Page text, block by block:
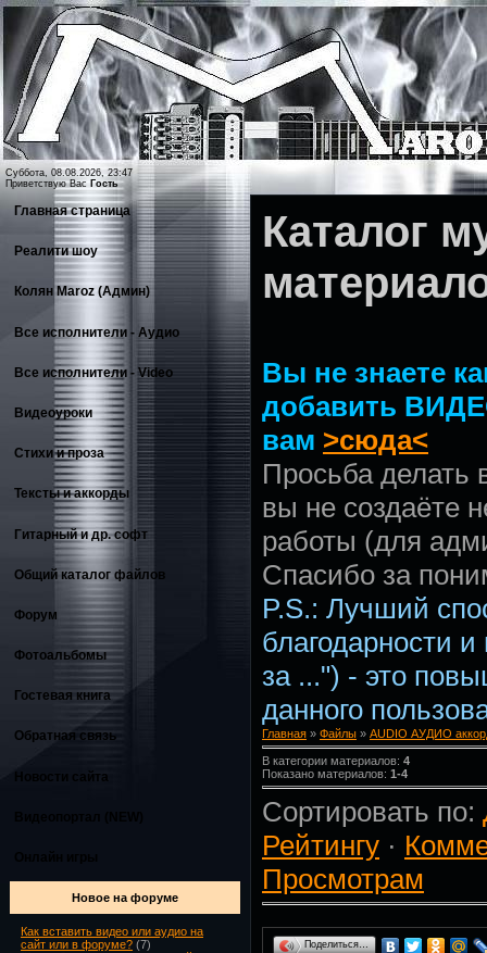
Суббота, 08.08.2026, 23:47
Приветствую Вас Гость
Главная страница
Реалити шоу
Колян Maroz (Админ)
Все исполнители - Аудио
Все исполнители - Video
Видеоуроки
Стихи и проза
Тексты и аккорды
Гитарный и др. софт
Общий каталог файлов
Форум
Фотоальбомы
Гостевая книга
Обратная связь
Новости сайта
Новое на форуме
Как вставить видео или аудио на
сайт или в форуме? (7)
Каталог
Вы не знаете
добавить
вам >сюда<
Просьба делать
вы не создаёте
работы (для
Спасибо за
P.S.: Лучший
благодарности
за ...") - это
данного
Главная » Файлы » AUDIO АУДИО
В категории материалов: 4
Показано материалов: 1-4
Сортировать по:
Рейтингу ·
Просмотрам
Поделиться…